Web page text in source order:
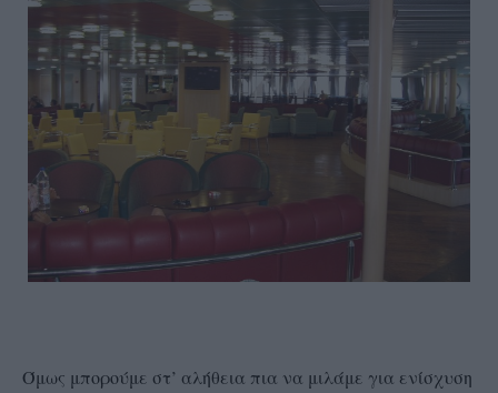
Όμως μπορούμε στ’ αλήθεια πια να μιλάμε για ενίσχυση